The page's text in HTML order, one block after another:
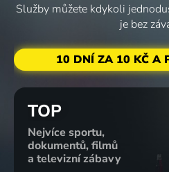
Zprávy
294 dílů
Počasie
120 dílů
Zprávičky
11 dílů 63 dílů
Služby můžete kdykoli
je bez
10 DNÍ ZA 10 KČ A
TOP
Nejvíce sportu,
dokumentů, filmů
a televizní zábavy